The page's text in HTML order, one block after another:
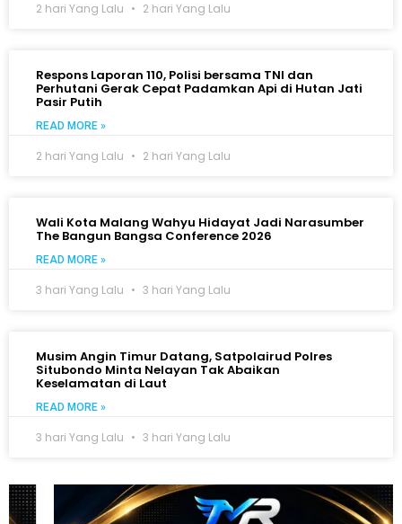
2 hari Yang Lalu 2 hari Yang Lalu
Respons Laporan 110, Polisi bersama TNI dan
Perhutani Gerak Cepat Padamkan Api di Hutan Jati
Pasir Putih
READ MORE »
2 hari Yang Lalu 2 hari Yang Lalu
Wali Kota Malang Wahyu Hidayat Jadi Narasumber
The Bangun Bangsa Conference 2026
READ MORE »
3 hari Yang Lalu 3 hari Yang Lalu
Musim Angin Timur Datang, Satpolairud Polres
Situbondo Minta Nelayan Tak Abaikan
Keselamatan di Laut
READ MORE »
3 hari Yang Lalu 3 hari Yang Lalu